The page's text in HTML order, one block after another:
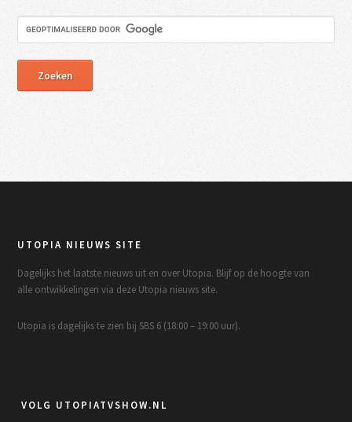
UTOPIA NIEUWS SITE
Dagelijks het laatste nieuws uit en over Utopia. Blijf op de hoogte van
alle ontwikkelingen via deze Utopia nieuws site.
Utopia is dagelijks te zien bij SBS 6 (18:00 – 19:00 uur).
VOLG UTOPIATVSHOW.NL